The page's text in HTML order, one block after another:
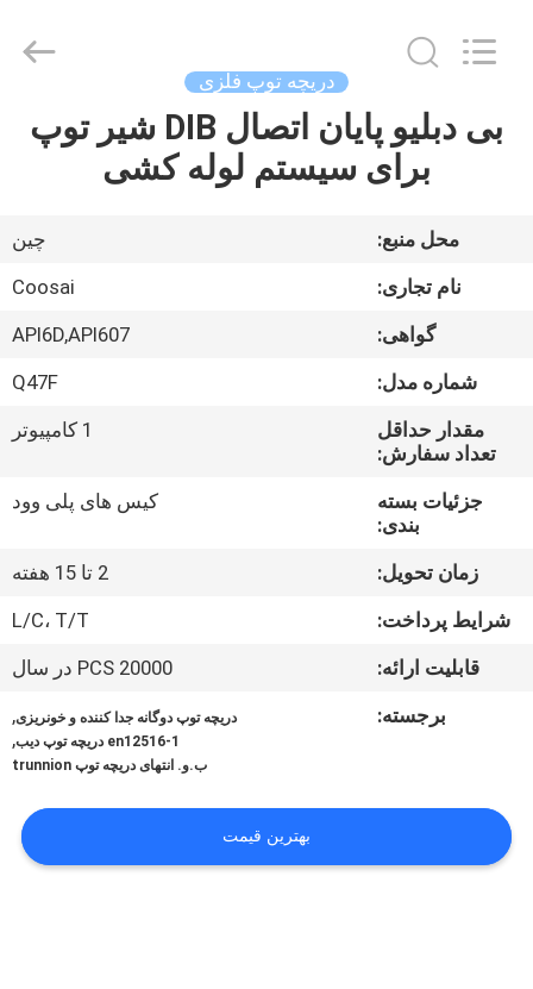
خونه
درباره
کارخانه
کنترل
کیفیت
اخبار
دریچه توپ فلزی
بی دبلیو پایان اتصال DIB شیر توپ
برای سیستم لوله کشی
محل منبع:
چین
نام تجاری:
Coosai
گواهی:
API6D,API607
شماره مدل:
Q47F
مقدار حداقل
تعداد سفارش:
1 کامپیوتر
جزئیات بسته
بندی:
کیس های پلی وود
زمان تحویل:
2 تا 15 هفته
شرایط پرداخت:
L/C، T/T
قابلیت ارائه:
20000 PCS در سال
برجسته:
دریچه توپ دوگانه جدا کننده و خونریزی,
en12516-1 دریچه توپ دیب ,
ب.و. انتهای دریچه توپ trunnion
بهترین قیمت